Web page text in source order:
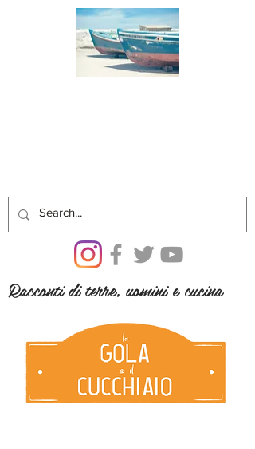
Racconti di terre, uomini e cucina